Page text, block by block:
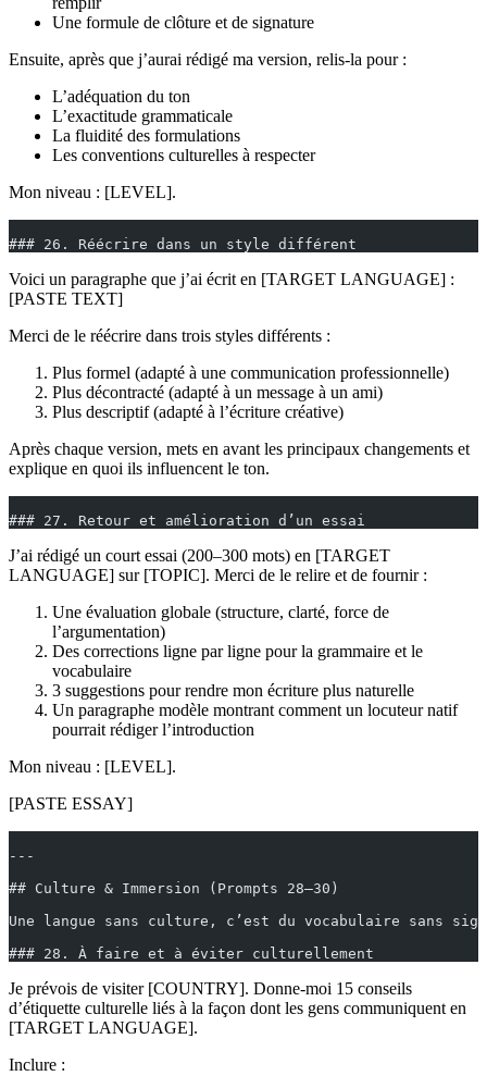
Une formule de clôture et de signature
Ensuite, après que j’aurai rédigé ma version, relis-la pour :
L’adéquation du ton
L’exactitude grammaticale
La fluidité des formulations
Les conventions culturelles à respecter
Mon niveau : [LEVEL].
### 26. Réécrire dans un style différent
Voici un paragraphe que j’ai écrit en [TARGET LANGUAGE] :
[PASTE TEXT]
Merci de le réécrire dans trois styles différents :
Plus formel (adapté à une communication professionnelle)
Plus décontracté (adapté à un message à un ami)
Plus descriptif (adapté à l’écriture créative)
Après chaque version, mets en avant les principaux changements et
explique en quoi ils influencent le ton.
### 27. Retour et amélioration d’un essai
J’ai rédigé un court essai (200–300 mots) en [TARGET
LANGUAGE] sur [TOPIC]. Merci de le relire et de fournir :
Une évaluation globale (structure, clarté, force de
l’argumentation)
Des corrections ligne par ligne pour la grammaire et le
vocabulaire
3 suggestions pour rendre mon écriture plus naturelle
Un paragraphe modèle montrant comment un locuteur natif
pourrait rédiger l’introduction
Mon niveau : [LEVEL].
[PASTE ESSAY]
---
## Culture & Immersion (Prompts 28–30)
Une langue sans culture, c’est du vocabulaire sans
### 28. À faire et à éviter culturellement
Je prévois de visiter [COUNTRY]. Donne-moi 15 conseils
d’étiquette culturelle liés à la façon dont les gens communiquent en
[TARGET LANGUAGE].
Inclure :